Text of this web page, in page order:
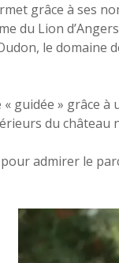
grâce à ses
du Lion
le domaine
guidée » grâce
du
admirer le